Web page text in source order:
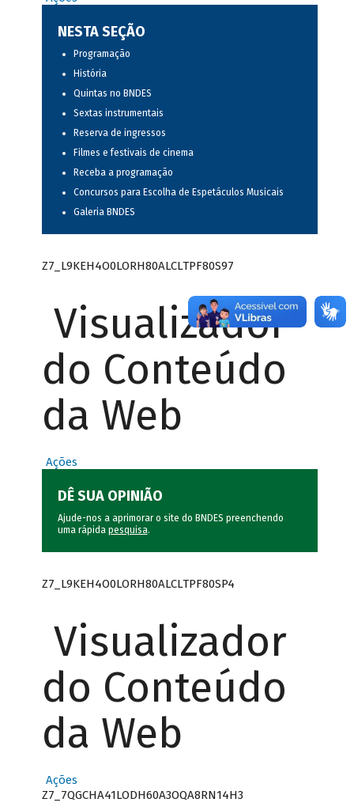
NESTA SEÇÃO
Programação
História
Quintas no BNDES
Sextas instrumentais
Reserva de ingressos
Filmes e festivais de cinema
Receba a programação
Concursos para Escolha de Espetáculos Musicais
Galeria BNDES
Z7_L9KEH4O0LORH80ALCLTPF80S97
Visualizador
do Conteúdo
da Web
Ações
DÊ SUA OPINIÃO
Ajude-nos a aprimorar o site do BNDES preenchendo
uma rápida pesquisa.
Z7_L9KEH4O0LORH80ALCLTPF80SP4
Visualizador
do Conteúdo
da Web
Ações
Z7_7QGCHA41LODH60A3OQA8RN14H3